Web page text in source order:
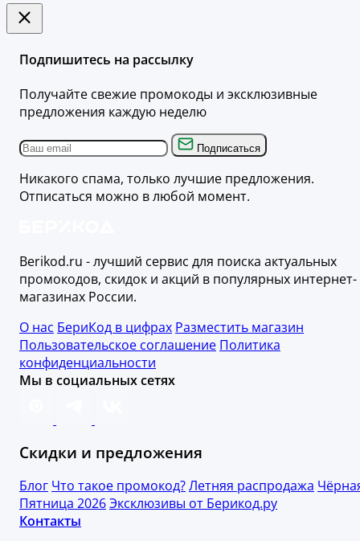
Подпишитесь на рассылку
Получайте свежие промокоды и эксклюзивные
предложения каждую неделю
Подписаться
Никакого спама, только лучшие предложения.
Отписаться можно в любой момент.
Berikod.ru - лучший сервис для поиска актуальных
промокодов, скидок и акций в популярных интернет-
магазинах России.
О нас БериКод в цифрах Разместить магазин
Пользовательское соглашение Политика
конфиденциальности
Мы в социальных сетях
Скидки и предложения
Блог Что такое промокод?Летняя распродажа
Пятница 2026Эксклюзивы от Берикод.ру
Контакты